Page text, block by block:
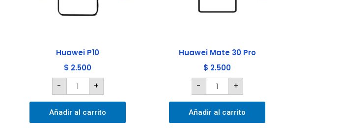
Huawei P10
$ 2.500
- +
Añadir al carrito
Huawei Mate 30 Pro
$ 2.500
- +
Añadir al carrito